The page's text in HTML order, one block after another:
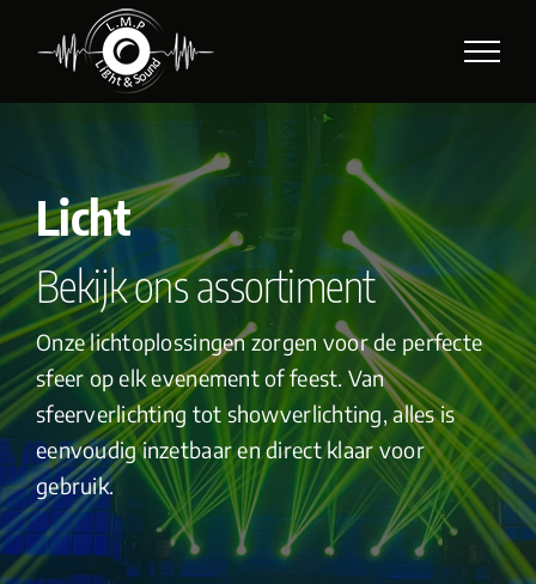
Licht
Bekijk ons assortiment
Onze lichtoplossingen zorgen voor de perfecte
sfeer op elk evenement of feest. Van
sfeerverlichting tot showverlichting, alles is
eenvoudig inzetbaar en direct klaar voor
gebruik.